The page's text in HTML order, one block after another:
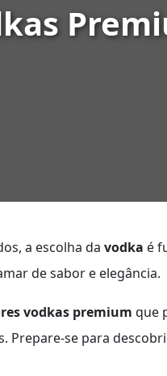
a escolha da vodka é
de sabor e elegância.
vodkas premium que
Prepare-se para